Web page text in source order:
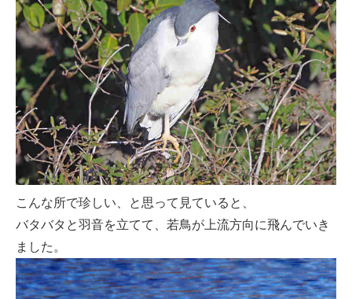
こんな所で珍しい、と思って見ていると、
バタバタと羽音を立てて、若鳥が上流方向に飛んでいき
ました。